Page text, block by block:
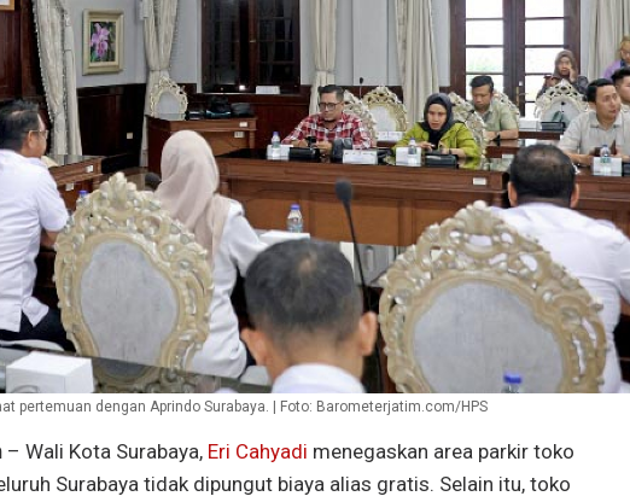
pertemuan dengan Aprindo Surabaya. | Foto: Barometerjatim.com/HPS
– Wali Kota Surabaya, Eri Cahyadi menegaskan area parkir toko
Surabaya tidak dipungut biaya alias gratis. Selain itu, toko